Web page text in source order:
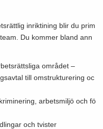
inriktining blir du prim
Du kommer bland ann
området –
till omstrukturering oc
arbetsmiljö och fö
och tvister